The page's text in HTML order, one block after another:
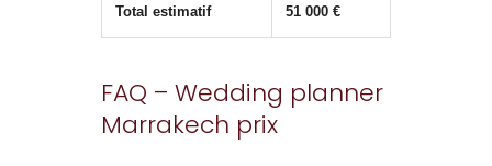
Total estimatif 51 000 €
FAQ – Wedding planner
Marrakech prix